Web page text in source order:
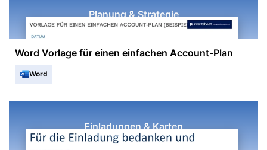
Planung & Strategie
Word Vorlage für einen einfachen Account-Plan
Word
Einladungen & Karten